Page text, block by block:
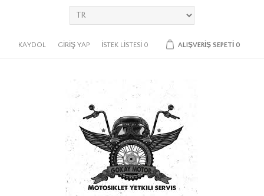
KAYDOL GIRIŞ YAP İSTEK LISTESI 0 ALIŞVERIŞ SEPETI 0